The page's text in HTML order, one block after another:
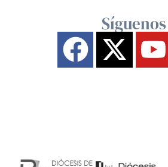
Síguenos